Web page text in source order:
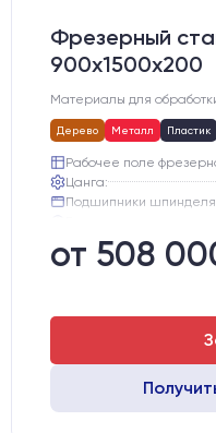
Фрезерный
900х1500х200
Материалы для
Дерево Металл Пластик
Рабочее поле
Цанга:
Подшипники
Двигатели:
от 508